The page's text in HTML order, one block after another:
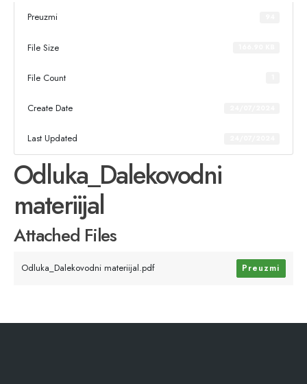
Preuzmi
File Size
File Count
Create Date
Last Updated
Odluka_Dalekovodni
materiijal
Attached Files
Odluka_Dalekovodni materiijal.pdf Preuzmi